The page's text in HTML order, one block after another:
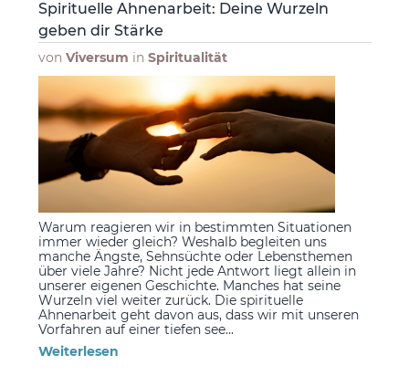
Spirituelle Ahnenarbeit: Deine Wurzeln
geben dir Stärke
von Viversum in Spiritualität
Warum reagieren wir in bestimmten Situationen
immer wieder gleich? Weshalb begleiten uns
manche Ängste, Sehnsüchte oder Lebensthemen
über viele Jahre? Nicht jede Antwort liegt allein in
unserer eigenen Geschichte. Manches hat seine
Wurzeln viel weiter zurück. Die spirituelle
Ahnenarbeit geht davon aus, dass wir mit unseren
Vorfahren auf einer tiefen see...
Weiterlesen